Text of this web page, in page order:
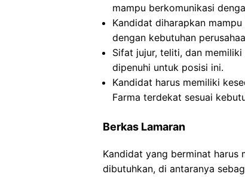
mampu berkomunikasi
Kandidat diharapkan
dengan kebutuhan
Sifat jujur, teliti, dan
dipenuhi untuk posisi ini.
Kandidat harus memiliki
Farma terdekat sesuai
Berkas Lamaran
Kandidat yang berminat harus
dibutuhkan, di antaranya